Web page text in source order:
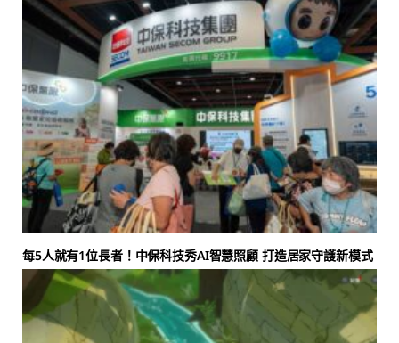
每5人就有1位長者！中保科技秀AI智慧照顧 打造居家守護新模式